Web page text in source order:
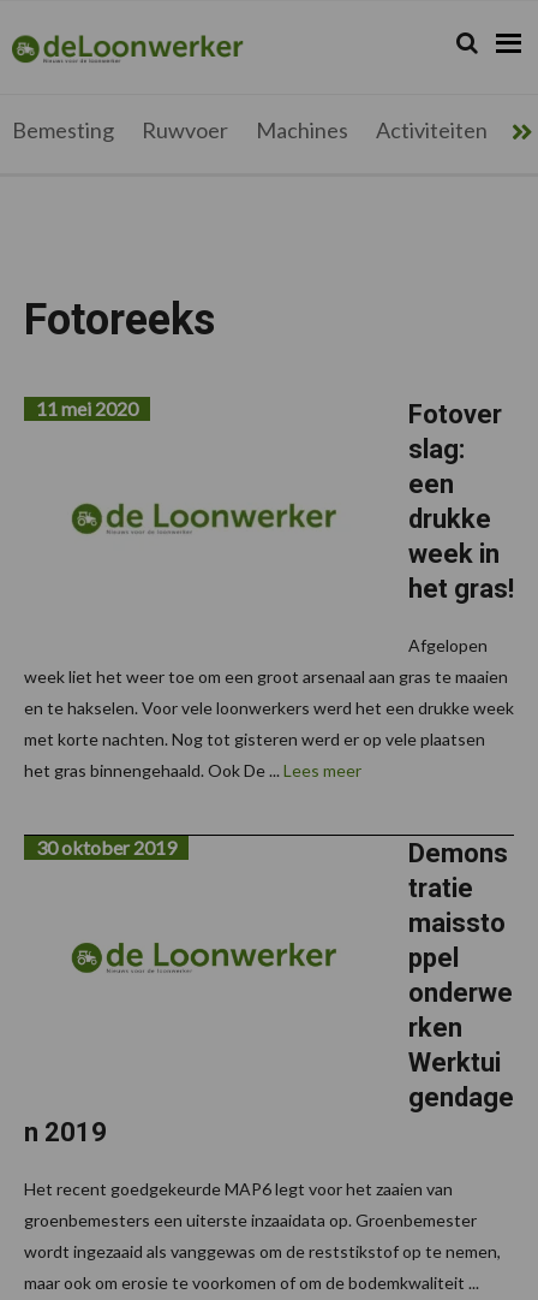
de
hoofdnavigatie
de
hoofd
de
voettekst
deloonwerker.be Zoeken...
Zoek
Bemesting Ruwvoer Machines Activiteiten
Fotoreeks
Fotover
slag:
een
drukke
week in
het gras!
11 mei 2020
Afgelopen
week liet het weer toe om een groot arsenaal aan gras te maaien
en te hakselen. Voor vele loonwerkers werd het een drukke week
met korte nachten. Nog tot gisteren werd er op vele plaatsen
het gras binnengehaald. Ook De ... Lees meer
Demons
tratie
maissto
ppel
onderwe
rken
Werktui
gendage
n 2019
30 oktober 2019
Het recent goedgekeurde MAP6 legt voor het zaaien van
groenbemesters een uiterste inzaaidata op. Groenbemester
wordt ingezaaid als vanggewas om de reststikstof op te nemen,
maar ook om erosie te voorkomen of om de bodemkwaliteit ...